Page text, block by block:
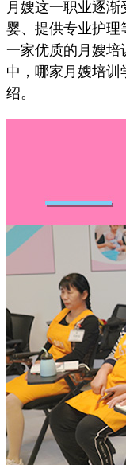
月嫂这一职业逐
婴、提供专业护理
一家优质的月嫂培
中，哪家月嫂培训
绍。